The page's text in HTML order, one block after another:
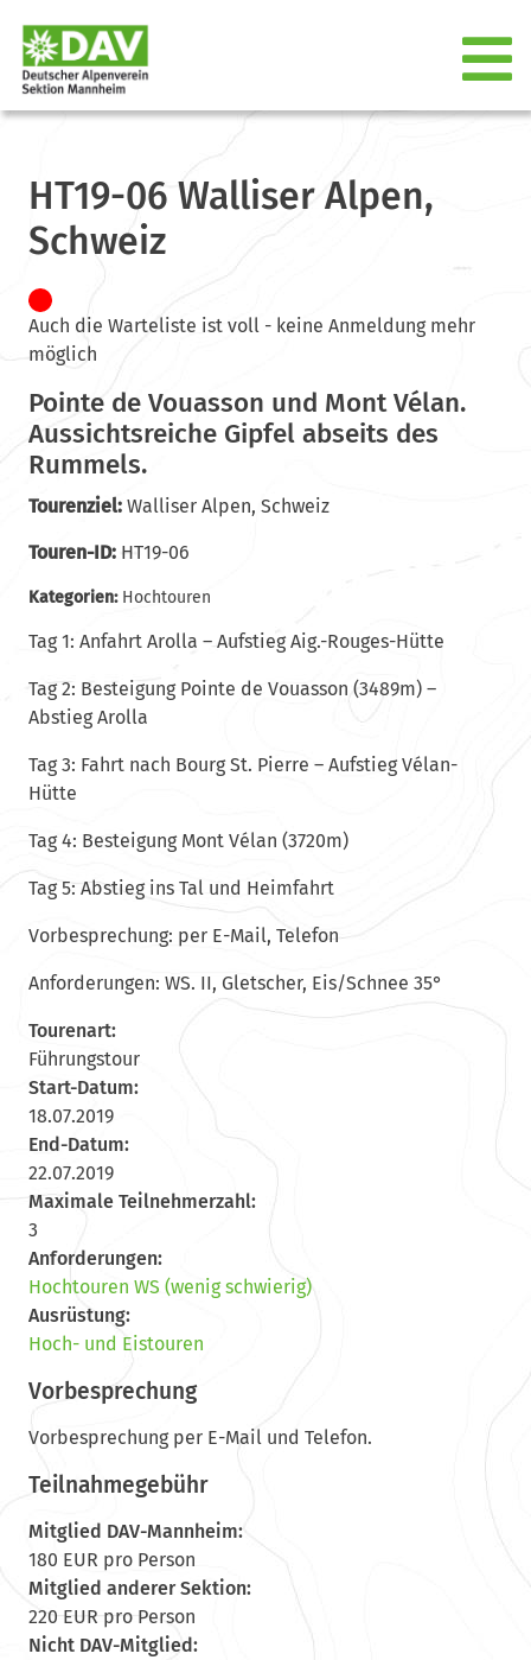
HT19-06 Walliser Alpen,
Schweiz
Auch die Warteliste ist voll - keine Anmeldung mehr
möglich
Pointe de Vouasson und Mont Vélan.
Aussichtsreiche Gipfel abseits des
Rummels.
Tourenziel:Walliser Alpen, Schweiz
Touren-ID:HT19-06
Kategorien: Hochtouren
Tag 1: Anfahrt Arolla – Aufstieg Aig.-Rouges-Hütte
Tag 2: Besteigung Pointe de Vouasson (3489m) –
Abstieg Arolla
Tag 3: Fahrt nach Bourg St. Pierre – Aufstieg Vélan-
Hütte
Tag 4: Besteigung Mont Vélan (3720m)
Tag 5: Abstieg ins Tal und Heimfahrt
Vorbesprechung: per E-Mail, Telefon
Anforderungen: WS. II, Gletscher, Eis/Schnee 35°
Tourenart:
Führungstour
Start-Datum:
18.07.2019
End-Datum:
22.07.2019
Maximale Teilnehmerzahl:
3
Anforderungen:
Hochtouren WS (wenig schwierig)
Ausrüstung:
Hoch- und Eistouren
Vorbesprechung
Vorbesprechung per E-Mail und Telefon.
Teilnahmegebühr
Mitglied DAV-Mannheim:
180 EUR pro Person
Mitglied anderer Sektion:
220 EUR pro Person
Nicht DAV-Mitglied: